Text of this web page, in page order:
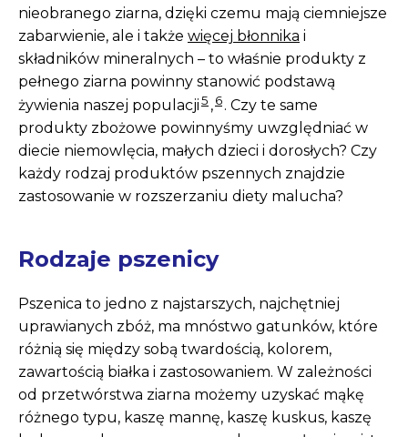
nieobranego ziarna, dzięki czemu mają ciemniejsze
zabarwienie, ale i także więcej błonnika i
składników mineralnych – to właśnie produkty z
pełnego ziarna powinny stanowić podstawą
żywienia naszej populacji5 ,6. Czy te same
produkty zbożowe powinnyśmy uwzględniać w
diecie niemowlęcia, małych dzieci i dorosłych? Czy
każdy rodzaj produktów pszennych znajdzie
zastosowanie w rozszerzaniu diety malucha?
Rodzaje pszenicy
Pszenica to jedno z najstarszych, najchętniej
uprawianych zbóż, ma mnóstwo gatunków, które
różnią się między sobą twardością, kolorem,
zawartością białka i zastosowaniem. W zależności
od przetwórstwa ziarna możemy uzyskać mąkę
różnego typu, kaszę mannę, kaszę kuskus, kaszę